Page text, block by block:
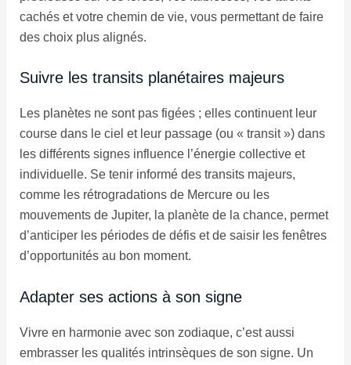
cachés et votre chemin de vie, vous permettant de faire
des choix plus alignés.
Suivre les transits planétaires majeurs
Les planètes ne sont pas figées ; elles continuent leur
course dans le ciel et leur passage (ou « transit ») dans
les différents signes influence l’énergie collective et
individuelle. Se tenir informé des transits majeurs,
comme les rétrogradations de Mercure ou les
mouvements de Jupiter, la planète de la chance, permet
d’anticiper les périodes de défis et de saisir les fenêtres
d’opportunités au bon moment.
Adapter ses actions à son signe
Vivre en harmonie avec son zodiaque, c’est aussi
embrasser les qualités intrinsèques de son signe. Un